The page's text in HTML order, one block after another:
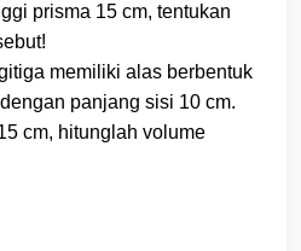
prisma 15 cm, tentukan
memiliki alas berbentuk
panjang sisi 10 cm.
cm, hitunglah volume